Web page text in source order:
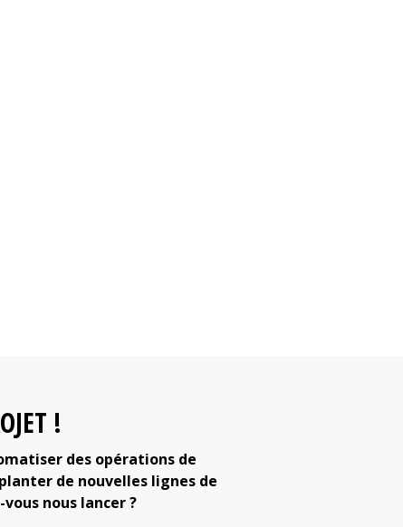
!
des opérations de
de nouvelles lignes de
nous lancer ?